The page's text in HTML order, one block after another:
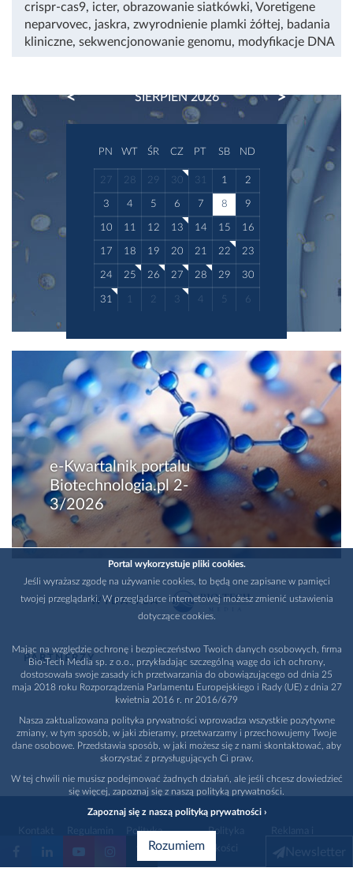
crispr-cas9, icter, obrazowanie siatkówki, Voretigene
neparvovec, jaskra, zwyrodnienie plamki żółtej, badania
kliniczne, sekwencjonowanie genomu, modyfikacje DNA
SIERPIEŃ 2026
PREVIOUS NEXT
PN WT ŚR CZ PT SB ND
27 28 29 30 31 1 2
3 4 5 6 7 8 9
10 11 12 13 14 15 16
17 18 19 20 21 22 23
24 25 26 27 28 29 30
31 1 2 3 4 5 6
e-Kwartalnik portalu
Biotechnologia.pl 2-
3/2026
WYDAWCA
PARTNERZY
Polityka
prywatności
Polityka
promocja
Portal wykorzystuje pliki cookies.
Jeśli wyrażasz zgodę na używanie cookies, to będą one zapisane w pamięci
twojej przeglądarki. W przeglądarce internetowej możesz zmienić ustawienia
dotyczące cookies.
Mając na względzie ochronę i bezpieczeństwo Twoich danych osobowych, firma
Bio-Tech Media sp. z o.o., przykładając szczególną wagę do ich ochrony,
dostosowała swoje zasady ich przetwarzania do obowiązującego od dnia 25
maja 2018 roku Rozporządzenia Parlamentu Europejskiego i Rady (UE) z dnia 27
kwietnia 2016 r. nr 2016/679
Nasza zaktualizowana polityka prywatności wprowadza wszystkie pozytywne
zmiany, w tym sposób, w jaki zbieramy, przetwarzamy i przechowujemy Twoje
dane osobowe. Przedstawia sposób, w jaki możesz się z nami skontaktować, aby
skorzystać z przysługujących Ci praw.
W tej chwili nie musisz podejmować żadnych działań, ale jeśli chcesz dowiedzieć
się więcej, zapoznaj się z naszą polityką prywatności.
Zapoznaj się z naszą polityką prywatności ›
Rozumiem Newsletter